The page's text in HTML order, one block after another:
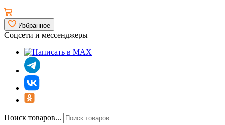
Избранное
Соцсети и мессенджеры
Поиск товаров...